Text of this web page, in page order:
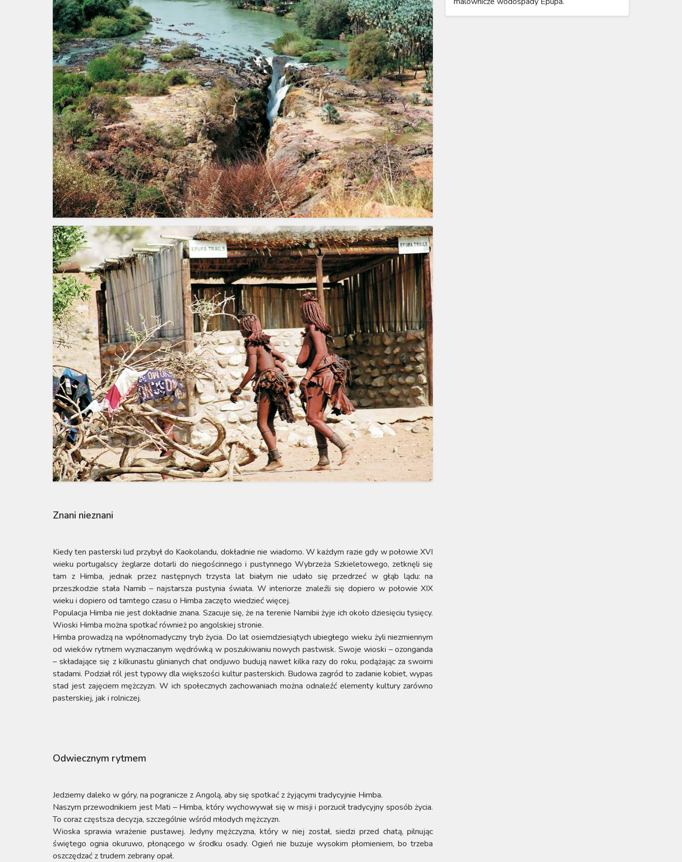
Znani nieznani
Kiedy ten pasterski lud przybył do Kaokolandu, dokładnie nie wiadomo. W każdym razie gdy w połowie XVI
wieku portugalscy żeglarze dotarli do niegościnnego i pustynnego Wybrzeża Szkieletowego, zetknęli się
tam z Himba, jednak przez następnych trzysta lat białym nie udało się przedrzeć w głąb lądu: na
przeszkodzie stała Namib – najstarsza pustynia świata. W interiorze znaleźli się dopiero w połowie XIX
wieku i dopiero od tamtego czasu o Himba zaczęto wiedzieć więcej.
Populacja Himba nie jest dokładnie znana. Szacuje się, że na terenie Namibii żyje ich około dziesięciu tysięcy.
Wioski Himba można spotkać również po angolskiej stronie.
Himba prowadzą na wpółnomadyczny tryb życia. Do lat osiemdziesiątych ubiegłego wieku żyli niezmiennym
od wieków rytmem wyznaczanym wędrówką w poszukiwaniu nowych pastwisk. Swoje wioski – ozonganda
– składające się z kilkunastu glinianych chat ondjuwo budują nawet kilka razy do roku, podążając za swoimi
stadami. Podział ról jest typowy dla większości kultur pasterskich. Budowa zagród to zadanie kobiet, wypas
stad jest zajęciem mężczyzn. W ich społecznych zachowaniach można odnaleźć elementy kultury zarówno
pasterskiej, jak i rolniczej.
Odwiecznym rytmem
Jedziemy daleko w góry, na pogranicze z Angolą, aby się spotkać z żyjącymi tradycyjnie Himba.
Naszym przewodnikiem jest Mati – Himba, który wychowywał się w misji i porzucił tradycyjny sposób życia.
To coraz częstsza decyzja, szczególnie wśród młodych mężczyzn.
Wioska sprawia wrażenie pustawej. Jedyny mężczyzna, który w niej został, siedzi przed chatą, pilnując
świętego ognia okuruwo, płonącego w środku osady. Ogień nie buzuje wysokim płomieniem, bo trzeba
oszczędzać z trudem zebrany opał.